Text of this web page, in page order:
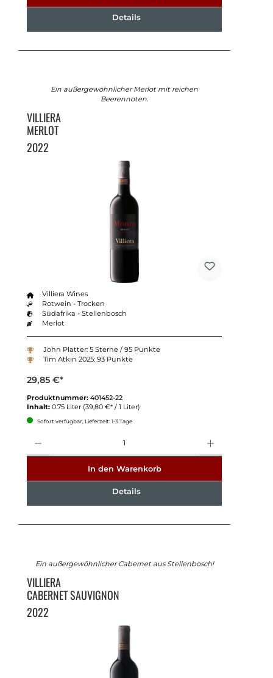
Details
Ein außergewöhnlicher Merlot mit reichen
Beerennoten.
VILLIERA
MERLOT
2022
Villiera Wines
Rotwein - Trocken
Südafrika - Stellenbosch
Merlot
John Platter: 5 Sterne / 95 Punkte
Tim Atkin 2025: 93 Punkte
29,85 €*
Produktnummer: 401452-22
Inhalt: 0.75 Liter (39,80 €* / 1 Liter)
Sofort verfügbar, Lieferzeit: 1-3 Tage
In den Warenkorb
Details
Ein außergewöhnlicher Cabernet aus Stellenbosch!
VILLIERA
CABERNET SAUVIGNON
2022